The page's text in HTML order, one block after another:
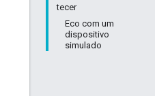
tecer
Eco com um
dispositivo
simulado